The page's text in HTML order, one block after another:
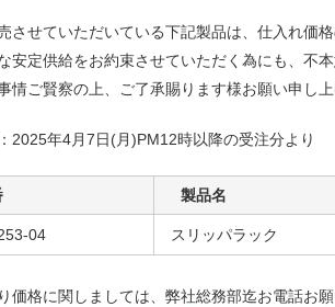
させていただいている下記製品は、仕入れ価
安定供給をお約束させていただく為にも、不
情ご賢察の上、ご了承賜ります様お願い申し上
2025年4月7日(月)PM12時以降の受注分より
製品名
04 スリッパラック
価格に関しましては、弊社総務部迄お電話お願